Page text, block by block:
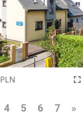
PLN
4 5 6 7 »